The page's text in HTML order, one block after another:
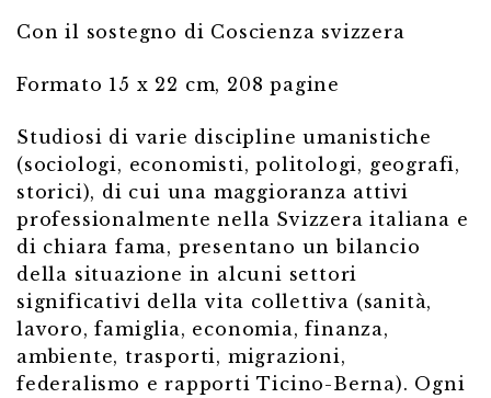
Con il sostegno di Coscienza svizzera
Formato 15 x 22 cm, 208 pagine
Studiosi di varie discipline umanistiche
(sociologi, economisti, politologi, geografi,
storici), di cui una maggioranza attivi
professionalmente nella Svizzera italiana e
di chiara fama, presentano un bilancio
della situazione in alcuni settori
significativi della vita collettiva (sanità,
lavoro, famiglia, economia, finanza,
ambiente, trasporti, migrazioni,
federalismo e rapporti Ticino-Berna). Ogni